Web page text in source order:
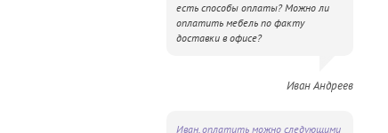
есть способы оплаты? Можно ли
оплатить мебель по факту
доставки в офисе?
Иван Андреев
Иван, оплатить можно следующими